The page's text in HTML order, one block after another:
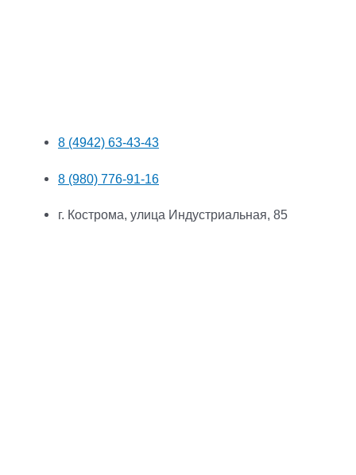
8 (4942) 63-43-43
8 (980) 776-91-16
г. Кострома, улица Индустриальная, 85